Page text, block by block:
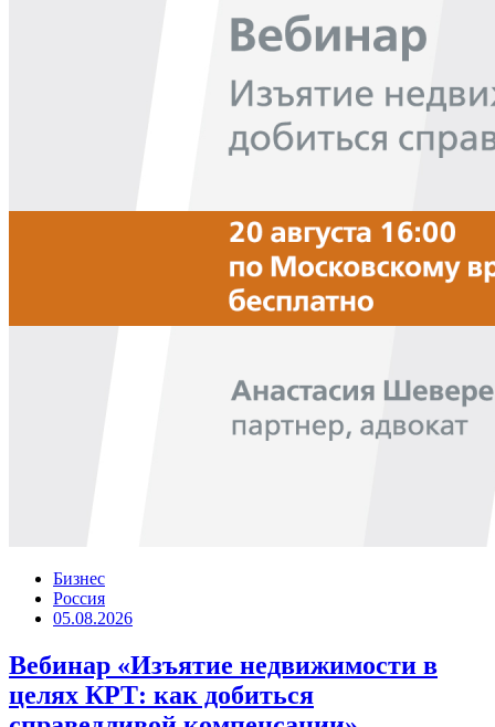
Бизнес
Россия
05.08.2026
Вебинар «Изъятие недвижимости в
целях КРТ: как добиться